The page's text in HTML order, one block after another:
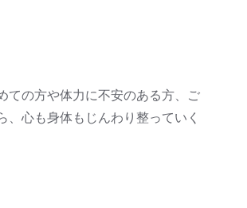
ての方や体力に不安のある方、ご
心も身体もじんわり整っていく